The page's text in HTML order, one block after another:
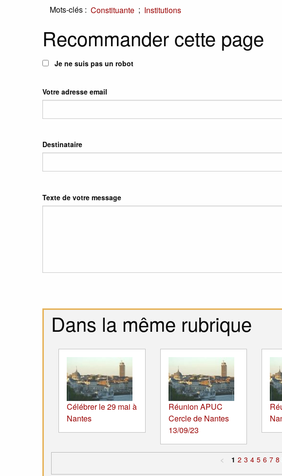
Mots-clés : Constituante ; Institutions
Recommander cette page
Je ne suis pas un robot
Votre adresse email
Destinataire
Texte de votre message
Dans la même rubrique
Célébrer le 29 mai à
Nantes
Réunion APUC
Cercle de Nantes
13/09/23
< 1 2 3 4 5 6 7 8